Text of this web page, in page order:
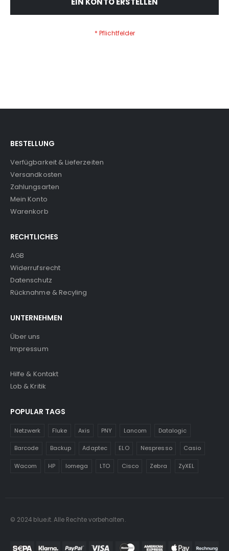
BESTELLUNG
Verfügbarkeit & Lieferzeiten
Versandkosten
Zahlungsarten
Mein Konto
Warenkorb
RECHTLICHES
AGB
Widerrufsrecht
Datenschutz
Rücknahme & Recyling
UNTERNEHMEN
Über uns
Impressum
Hilfe & Kontakt
Lob & Kritik
POPULAR TAGS
Netzwerk Fluke Axis PNY Lancom Datalogic
Barcode Backup Adaptec ELO Nespresso Casio
Wacom HP Iomega LTO Cisco Zebra ZyXEL
© 2024 blue.it. Alle Rechte vorbehalten.